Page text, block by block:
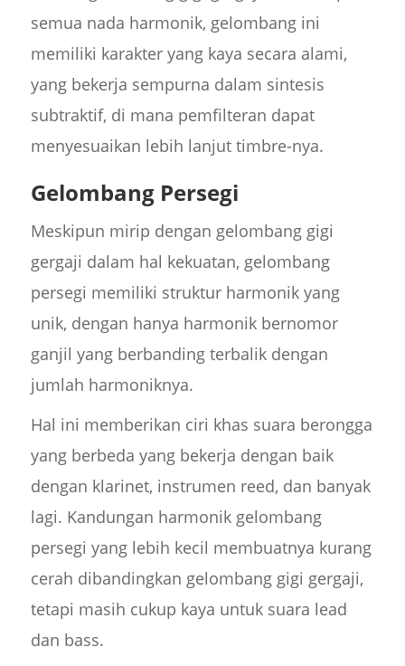
semua nada harmonik, gelombang ini
memiliki karakter yang kaya secara alami,
yang bekerja sempurna dalam sintesis
subtraktif, di mana pemfilteran dapat
menyesuaikan lebih lanjut timbre-nya.
Gelombang Persegi
Meskipun mirip dengan gelombang gigi
gergaji dalam hal kekuatan, gelombang
persegi memiliki struktur harmonik yang
unik, dengan hanya harmonik bernomor
ganjil yang berbanding terbalik dengan
jumlah harmoniknya.
Hal ini memberikan ciri khas suara berongga
yang berbeda yang bekerja dengan baik
dengan klarinet, instrumen reed, dan banyak
lagi. Kandungan harmonik gelombang
persegi yang lebih kecil membuatnya kurang
cerah dibandingkan gelombang gigi gergaji,
tetapi masih cukup kaya untuk suara lead
dan bass.